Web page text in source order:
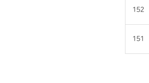
152
151